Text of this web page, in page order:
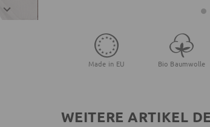
Made in EU Bio Baumwolle
WEITERE ARTIKEL